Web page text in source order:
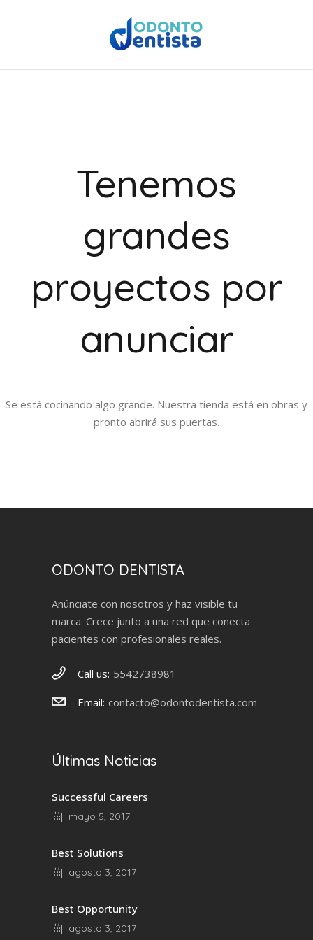
Tenemos
grandes
proyectos por
anunciar
Se está cocinando algo grande. Nuestra tienda está en obras y
pronto abrirá sus puertas.
ODONTO DENTISTA
Anúnciate con nosotros y haz visible tu
marca. Crece junto a una red que conecta
pacientes con profesionales reales.
Call us: 5542738981
Email: contacto@odontodentista.com
Últimas Noticias
Successful Careers
mayo 5, 2017
Best Solutions
agosto 3, 2017
Best Opportunity
agosto 3, 2017